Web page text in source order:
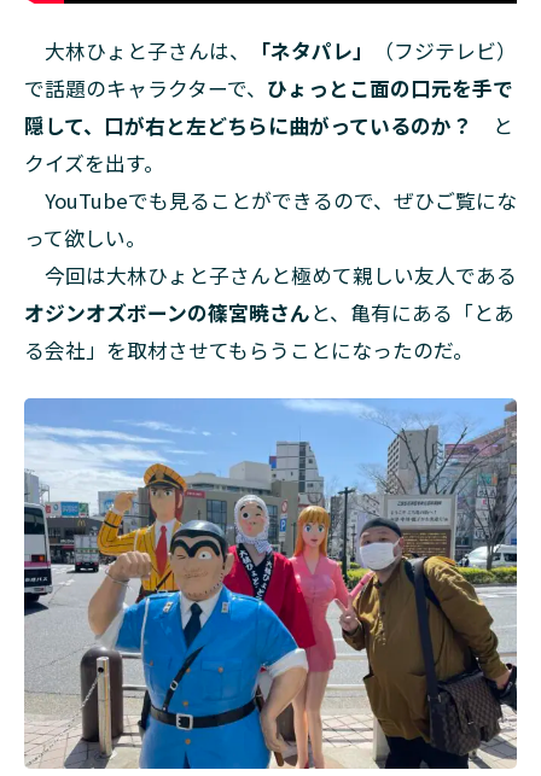
大林ひょと子さんは、 「ネタパレ」
（フジテレビ）
で話題のキャラクターで、 ひょっとこ面の口元を手で
隠して、口が右と左どちらに曲がっているのか？
と
クイズを出す。
YouTubeでも見ることができるので、ぜひご覧にな
って欲しい。
今回は大林ひょと子さんと極めて親しい友人である
オジンオズボーンの篠宮暁さんと、亀有にある「とあ
る会社」を取材させてもらうことになったのだ。